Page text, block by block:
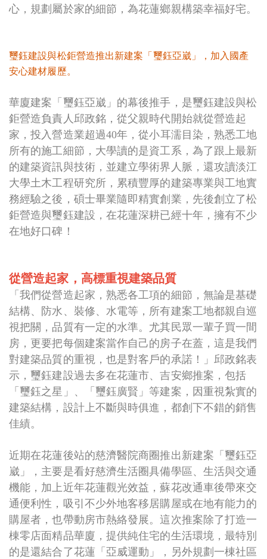
心，規劃屬於家的細節，為花蓮鄉親構築幸福好宅。
璽鈺建設與松鉅營造推出新建案「璽鈺亞崴」，加入國產
安心建材履歷。
華廈建案「璽鈺亞崴」的幕後推手，是璽鈺建設與松
鉅營造負責人邱政銘，從父親時代開始就從營造起
家，投入營造業超過40年，從小耳濡目染，熟悉工地
所有的施工細節，大學讀的是資工系，為了跟上最新
的建築資訊與技術，並建立學術界人脈，還攻讀淡江
大學土木工程研究所，累積豐厚的建築專業與工地實
務經驗之後，碩士畢業隨即精實創業，先後創立了松
鉅營造與璽鈺建設，在花蓮深耕已經十年，擁有不少
在地好口碑！
從營造起家，高標重視建築品質
「我們從營造起家，熟悉各工項的細節，無論是基礎
結構、防水、裝修、水電等，所有建案工地都親自巡
視把關，品質有一定的水準。尤其民眾一輩子買一間
房，更要把每個建案當作自己的房子在蓋，這是我們
對建築品質的重視，也是對客戶的承諾！」邱政銘表
示，璽鈺建設過去多在花蓮市、吉安鄉推案，包括
「璽鈺之星」、「璽鈺廣賢」等建案，因重視紮實的
建築結構，設計上不斷與時俱進，都創下不錯的銷售
佳績。
近期在花蓮後站的慈濟醫院商圈推出新建案「璽鈺亞
崴」，主要是看好慈濟生活圈具備學區、生活與交通
機能，加上近年花蓮觀光效益，蘇花改通車後帶來交
通便利性，吸引不少外地客移居購屋或在地有能力的
購屋者，也帶動房市熱絡發展。這次推案除了打造一
棟零店面精品華廈，提供純住宅的生活環境，最特別
的是還結合了花蓮「亞威運動」，另外規劃一棟社區